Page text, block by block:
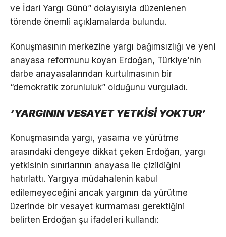
ve İdari Yargı Günü” dolayısıyla düzenlenen
törende önemli açıklamalarda bulundu.
Konuşmasının merkezine yargı bağımsızlığı ve yeni
anayasa reformunu koyan Erdoğan, Türkiye’nin
darbe anayasalarından kurtulmasının bir
“demokratik zorunluluk” olduğunu vurguladı.
‘YARGININ VESAYET YETKİSİ YOKTUR’
Konuşmasında yargı, yasama ve yürütme
arasındaki dengeye dikkat çeken Erdoğan, yargı
yetkisinin sınırlarının anayasa ile çizildiğini
hatırlattı. Yargıya müdahalenin kabul
edilemeyeceğini ancak yargının da yürütme
üzerinde bir vesayet kurmaması gerektiğini
belirten Erdoğan şu ifadeleri kullandı: